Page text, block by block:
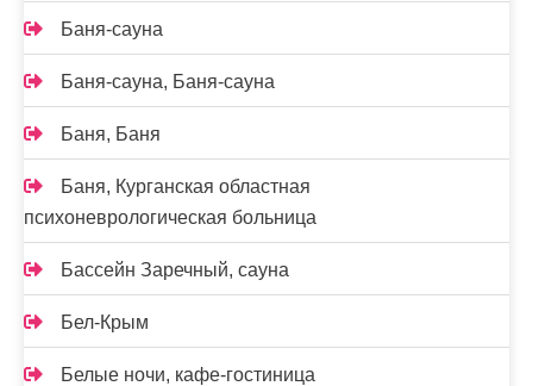
Баня-сауна
Баня-сауна, Баня-сауна
Баня, Баня
Баня, Курганская областная
психоневрологическая больница
Бассейн Заречный, сауна
Бел-Крым
Белые ночи, кафе-гостиница